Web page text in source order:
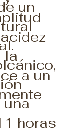
un
una
horas
la
a un